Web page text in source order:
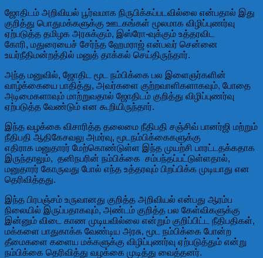
ஜோதிடம் அறிவியல் பூர்வமாக நிருபிக்கப்படவில்லை என்பதால் இது
குறித்து பொதுமக்களுக்கு ஊடகங்கள் மூலமாக விழிப்புணர்வு
ஏற்படுத்த தமிழக அரசுக்கும், இஸ்ரோ-வுக்கும் உத்தரவிட
கோரி, மதுரையைச் சேர்ந்த ஹேமராஜ் என்பவர் சென்னை
உயர்நீதிமன்றத்தில் மனுத் தாக்கல் செய்திருந்தார்.
அந்த மனுவில், ஜோதிட மூட நம்பிக்கை பல இளைஞர்களின்
வாழ்க்கையை பாதித்து, அவர்களை குற்றவாளிகளாகவும், போதை
அடிமைகளாவும் மாற்றுவதால் ஜோதிடம் குறித்து விழிப்புணர்வு
ஏற்படுத்த வேண்டும் என கூறியிருந்தார்.
இந்த வழக்கை விசாரித்த தலைமை நீதிபதி சஞ்சிவ் பானர்ஜி மற்றும்
நீதிபதி ஆதிகேசவலு அமர்வு, மூடநம்பிக்கைகளுக்கு
எதிராக மனுதாரர் மேற்கொண்டுள்ள இந்த முயற்சி பாரட்டதக்கதாக
இருந்தாலும், தனிநபரின் நம்பிக்கை சம்பந்தப்பட்டுள்ளதால்,
மனுதாரர் கோருவது போல் எந்த உத்தரவும் பிறப்பிக்க முடியாது என
தெரிவித்தது.
இந்த பிரபஞ்சம் உருவானது குறித்த அறிவியல் என்பது ஆரம்ப
நிலையில் இருப்பதாகவும், அண்டம் குறித்த பல கேள்விகளுக்கு
இன்னும் விடை காண முடியவில்லை என்றும் குறிப்பிட்ட நீதிபதிகள்,
மக்களை பாதுகாக்க வேண்டிய அரசு, மூட நம்பிக்கை போன்ற
தீமைகளை களைய மக்களுக்கு விழிப்புணர்வு ஏற்படுத்தும் என்று
நம்பிக்கை தெரிவித்து வழக்கை முடித்து வைத்தனர்.